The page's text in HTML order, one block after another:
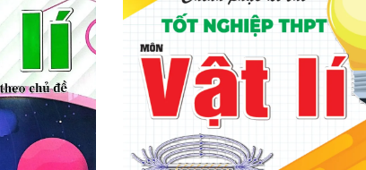
Đề Vật Lý 10 Chương 1